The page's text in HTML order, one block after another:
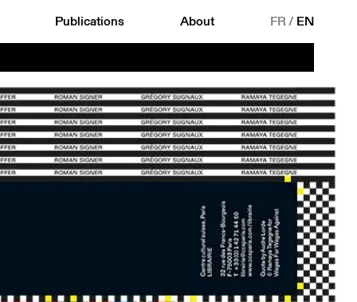
Publications About FR/ EN